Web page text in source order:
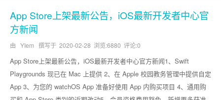
App Store上架最新公告，iOS最新开发者中心官
方新闻
由 YIem 撰写于 2020-02-28 浏览:6880 评论:0
App Store上架最新公告，iOS最新开发者中心官方新闻1、Swift
Playgrounds 现已在 Mac 上提供 2、在 Apple 校园教务管理中提供自定
App 3、为您的 watchOS App 准备好使用 App 内购买项目 4、通用购